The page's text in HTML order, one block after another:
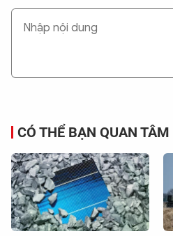
CÓ THỂ BẠN QUAN TÂM